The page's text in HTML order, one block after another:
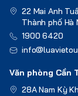
22 Mai Anh
Thành phố Hà
1900 6420
Văn phòng Cần
28A Nam Kỳ